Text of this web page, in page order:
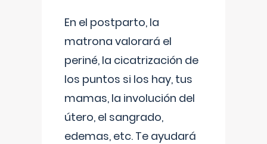
En el postparto, la
matrona valorará el
periné, la cicatrización de
los puntos si los hay, tus
mamas, la involución del
útero, el sangrado,
edemas, etc. Te ayudará